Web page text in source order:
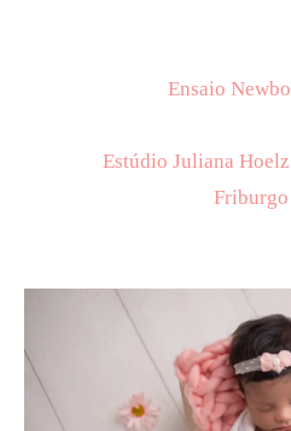
Ensaio
Estúdio Juliana